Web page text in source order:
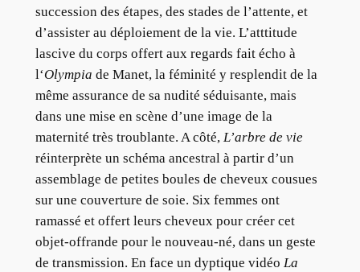
succession des étapes, des stades de l’attente, et
d’assister au déploiement de la vie. L’atttitude
lascive du corps offert aux regards fait écho à
l‘Olympia de Manet, la féminité y resplendit de la
même assurance de sa nudité séduisante, mais
dans une mise en scène d’une image de la
maternité très troublante. A côté, L’arbre de vie
réinterprète un schéma ancestral à partir d’un
assemblage de petites boules de cheveux cousues
sur une couverture de soie. Six femmes ont
ramassé et offert leurs cheveux pour créer cet
objet-offrande pour le nouveau-né, dans un geste
de transmission. En face un dyptique vidéo La